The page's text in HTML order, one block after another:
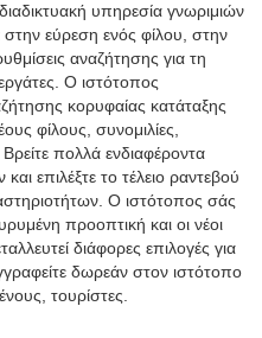
υπηρεσία γνωριμιών
εύρεση ενός φίλου, στην
αναζήτησης για τη
Ο ιστότοπος
κορυφαίας κατάταξης
φίλους, συνομιλίες,
πολλά ενδιαφέροντα
επιλέξτε το τέλειο ραντεβού
Ο ιστότοπος σάς
προοπτική και οι νέοι
διάφορες επιλογές για
δωρεάν στον ιστότοπο
τουρίστες.